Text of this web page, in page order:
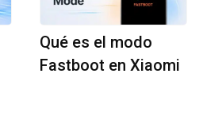
Qué es el modo
Fastboot en Xiaomi